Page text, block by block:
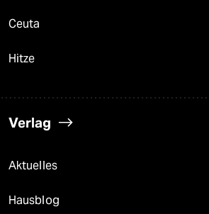
Ceuta
Hitze
Verlag
Aktuelles
Hausblog